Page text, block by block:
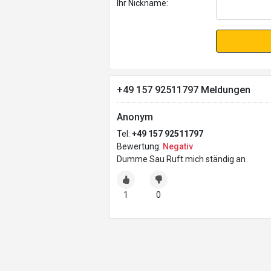
Ihr Nickname:
+49 157 92511797 Meldungen
Anonym
Tel: +49 157 92511797
Bewertung: Negativ
Dumme Sau Ruft mich ständig an
1 0